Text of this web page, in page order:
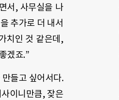
서, 사무실을 나
추가로 더 내서
치인 것 같은데,
겠죠.”
들고 싶어서다.
이니만큼, 잦은